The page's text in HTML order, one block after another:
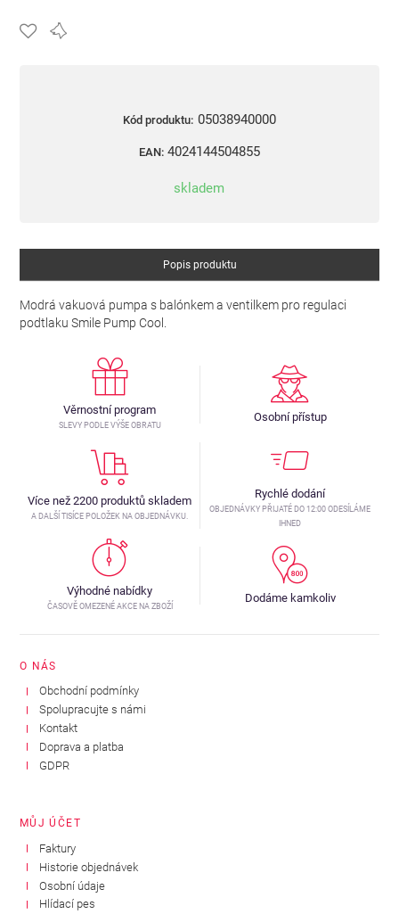
Kód produktu: 05038940000
EAN: 4024144504855
skladem
Popis produktu
Modrá vakuová pumpa s balónkem a ventilkem pro regulaci
podtlaku Smile Pump Cool.
Věrnostní program
SLEVY PODLE VÝŠE OBRATU
Osobní přístup
Více než 2200 produktů skladem
A DALŠÍ TISÍCE POLOŽEK NA OBJEDNÁVKU.
Rychlé dodání
OBJEDNÁVKY PŘIJATÉ DO 12:00 ODESÍLÁME
IHNED
Výhodné nabídky
ČASOVĚ OMEZENÉ AKCE NA ZBOŽÍ
Dodáme kamkoliv
O NÁS
Obchodní podmínky
Spolupracujte s námi
Kontakt
Doprava a platba
GDPR
MŮJ ÚČET
Faktury
Historie objednávek
Osobní údaje
Hlídací pes